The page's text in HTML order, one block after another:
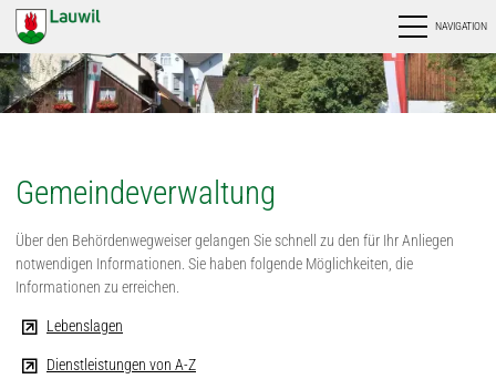
NAVIGATION
Gemeindeverwaltung
Über den Behördenwegweiser gelangen Sie schnell zu den für Ihr Anliegen
notwendigen Informationen. Sie haben folgende Möglichkeiten, die
Informationen zu erreichen.
Lebenslagen
Dienstleistungen von A-Z